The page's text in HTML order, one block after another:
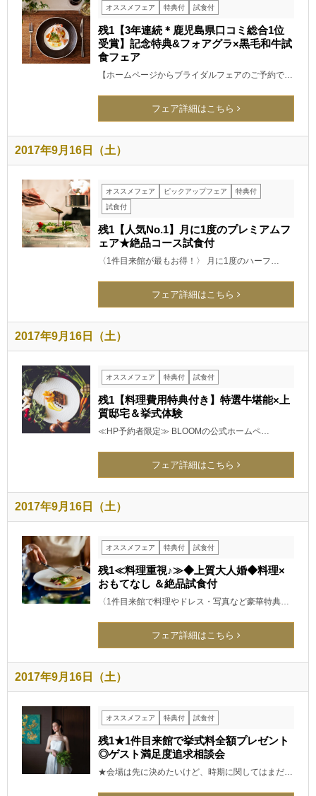
オススメフェア 特典付 試食付
残1【3年連続＊鹿児島県口コミ総合1位
受賞】記念特典&フォアグラ×黒毛和牛試
食フェア
【ホームページからブライダルフェアのご予約で…
フェア詳細はこちら
2017年9月16日（土）
オススメフェア ピックアップフェア
特典付
試食付
残1【人気No.1】月に1度のプレミアムフ
ェア★絶品コース試食付
〈1件目来館が最もお得！〉 月に1度のハーフ…
フェア詳細はこちら
2017年9月16日（土）
オススメフェア 特典付 試食付
残1【料理費用特典付き】特選牛堪能×上
質邸宅＆挙式体験
≪HP予約者限定≫ BLOOMの公式ホームペ…
フェア詳細はこちら
2017年9月16日（土）
オススメフェア 特典付 試食付
残1≪料理重視♪≫◆上質大人婚◆料理×
おもてなし ＆絶品試食付
〈1件目来館で料理やドレス・写真など豪華特典…
フェア詳細はこちら
2017年9月16日（土）
オススメフェア 特典付 試食付
残1★1件目来館で挙式料全額プレゼント
◎ゲスト満足度追求相談会
★会場は先に決めたいけど、時期に関してはまだ…